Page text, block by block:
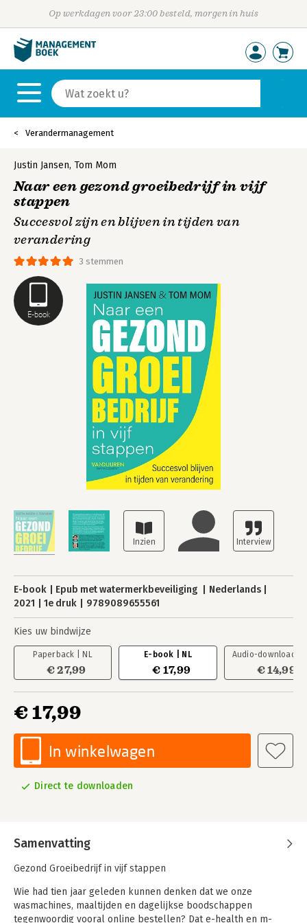
Op werkdagen voor 23:00 besteld, morgen in huis
Verandermanagement
E-book
3 stemmen
Justin Jansen, Tom Mom
Naar een gezond groeibedrijf in vijf
stappen
Succesvol zijn en blijven in tijden van
verandering
E-book Epub met watermerkbeveiliging
Nederlands
2021
1e druk 9789089655561
Kies uw bindwijze
Paperback | NL
€ 27,99
E-book | NL
€ 17,99
Audio-download |
€ 14,99
€ 17,99
In winkelwagen
Direct te downloaden
Samenvatting
Gezond Groeibedrijf in vijf stappen
Wie had tien jaar geleden kunnen denken dat we onze
wasmachines, maaltijden en dagelijkse boodschappen
tegenwoordig vooral online bestellen? Dat e-health en m-